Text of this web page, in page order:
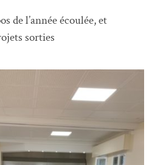
de l’année écoulée, et
sorties